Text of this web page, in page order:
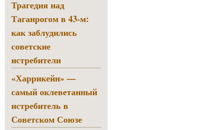
Трагедия над
Таганрогом в 43-м:
как заблудились
советские
истребители
«Харрикейн» —
самый оклеветанный
истребитель в
Советском Союзе